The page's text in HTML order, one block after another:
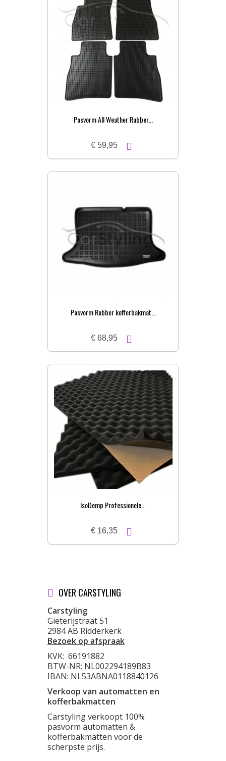
Pasvorm All Weather Rubber...
€ 59,95
Pasvorm Rubber kofferbakmat...
€ 68,95
IsoDemp Professionele...
€ 16,35
OVER CARSTYLING
Carstyling
Gieterijstraat 51
2984 AB Ridderkerk
Bezoek op afspraak
KVK: 66191882
BTW-NR: NL002294189B83
IBAN: NL53ABNA0118840126
Verkoop van automatten en
kofferbakmatten
Carstyling verkoopt 100%
pasvorm automatten &
kofferbakmatten voor de
scherpste prijs.